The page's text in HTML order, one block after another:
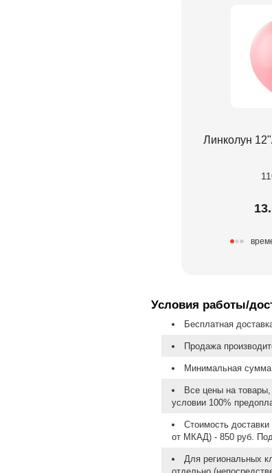
Линколун
Условия работы/
Бесплатная
Продажа
Минимальная сумма
Все цены на
условии 100%
Стоимость
от МКАД) - 850 руб.
Для региональных